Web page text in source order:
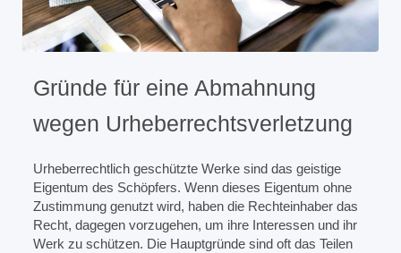
Gründe für eine Abmahnung
wegen Urheberrechtsverletzung
Urheberrechtlich geschützte Werke sind das geistige
Eigentum des Schöpfers. Wenn dieses Eigentum ohne
Zustimmung genutzt wird, haben die Rechteinhaber das
Recht, dagegen vorzugehen, um ihre Interessen und ihr
Werk zu schützen. Die Hauptgründe sind oft das Teilen